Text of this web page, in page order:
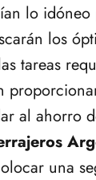
lo idóneo
los
tareas
al ahorro
una